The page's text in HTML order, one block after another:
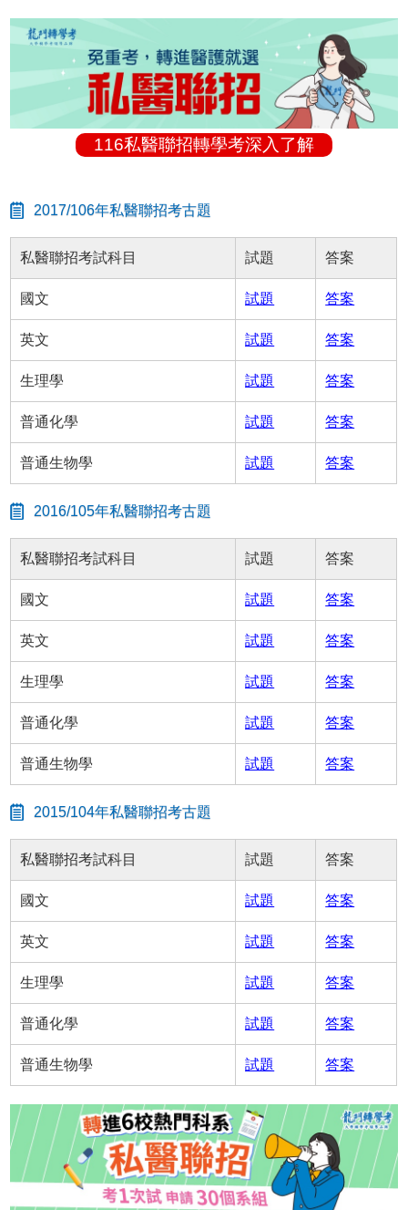
116私醫聯招轉學考深入了解
2017/106年私醫聯招考古題
私醫聯招考試科目 試題 答案
國文 試題 答案
英文 試題 答案
生理學 試題 答案
普通化學 試題 答案
普通生物學 試題 答案
2016/105年私醫聯招考古題
私醫聯招考試科目 試題 答案
國文 試題 答案
英文 試題 答案
生理學 試題 答案
普通化學 試題 答案
普通生物學 試題 答案
2015/104年私醫聯招考古題
私醫聯招考試科目 試題 答案
國文 試題 答案
英文 試題 答案
生理學 試題 答案
普通化學 試題 答案
普通生物學 試題 答案